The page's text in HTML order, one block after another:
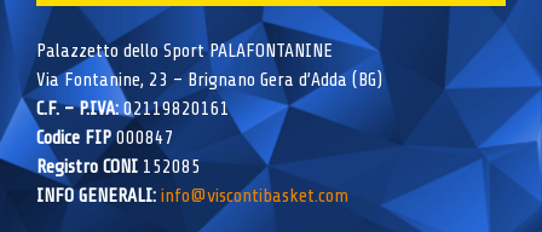
Palazzetto dello Sport PALAFONTANINE
Via Fontanine, 23 – Brignano Gera d’Adda (BG)
C.F. – P.IVA:02119820161
Codice FIP000847
Registro CONI 152085
INFO GENERALI: info@viscontibasket.com